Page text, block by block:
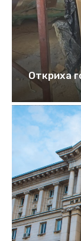
Откриха